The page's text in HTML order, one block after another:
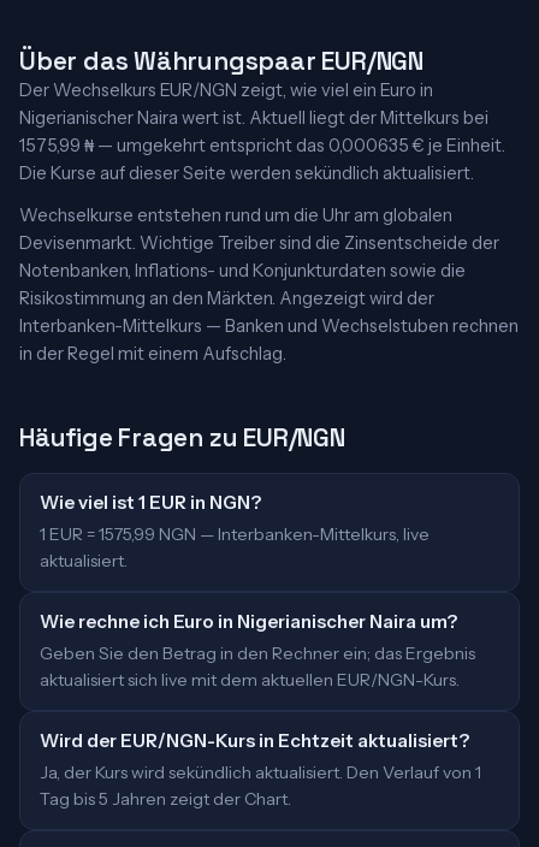
Über das Währungspaar EUR/NGN
Der Wechselkurs EUR/NGN zeigt, wie viel ein Euro in
Nigerianischer Naira wert ist. Aktuell liegt der Mittelkurs bei
1575,99 ₦ — umgekehrt entspricht das 0,000635 € je Einheit.
Die Kurse auf dieser Seite werden sekündlich aktualisiert.
Wechselkurse entstehen rund um die Uhr am globalen
Devisenmarkt. Wichtige Treiber sind die Zinsentscheide der
Notenbanken, Inflations- und Konjunkturdaten sowie die
Risikostimmung an den Märkten. Angezeigt wird der
Interbanken-Mittelkurs — Banken und Wechselstuben rechnen
in der Regel mit einem Aufschlag.
Häufige Fragen zu EUR/NGN
Wie viel ist 1 EUR in NGN?
1 EUR = 1575,99 NGN — Interbanken-Mittelkurs, live
aktualisiert.
Wie rechne ich Euro in Nigerianischer Naira um?
Geben Sie den Betrag in den Rechner ein; das Ergebnis
aktualisiert sich live mit dem aktuellen EUR/NGN-Kurs.
Wird der EUR/NGN-Kurs in Echtzeit aktualisiert?
Ja, der Kurs wird sekündlich aktualisiert. Den Verlauf von 1
Tag bis 5 Jahren zeigt der Chart.